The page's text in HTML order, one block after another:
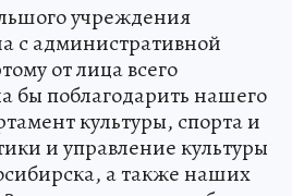
учреждения
с административной
от лица всего
бы поблагодарить нашего
культуры, спорта и
и управление культуры
а также наших